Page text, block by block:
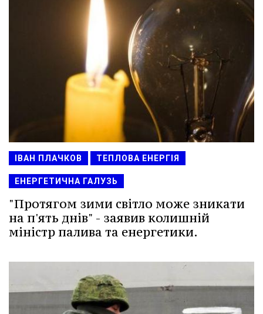
ІВАН ПЛАЧКОВ ТЕПЛОВА ЕНЕРГІЯ
ЕНЕРГЕТИЧНА ГАЛУЗЬ
"Протягом зими світло може зникати
на п'ять днів" - заявив колишній
міністр палива та енергетики.